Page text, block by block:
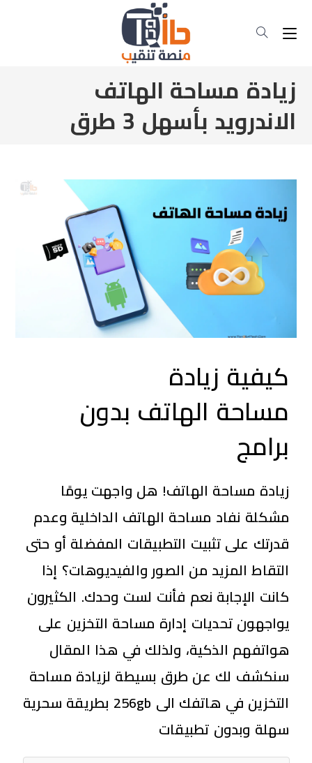
زيادة مساحة الهاتف
الاندرويد بأسهل 3 طرق
كيفية زيادة
مساحة الهاتف بدون
برامج
زيادة مساحة الهاتف! هل واجهت يومًا
مشكلة نفاد مساحة الهاتف الداخلية وعدم
قدرتك على تثبيت التطبيقات المفضلة أو حتى
التقاط المزيد من الصور والفيديوهات؟ إذا
كانت الإجابة نعم فأنت لست وحدك. الكثيرون
يواجهون تحديات إدارة مساحة التخزين على
هواتفهم الذكية، ولذلك في هذا المقال
سنكشف لك عن طرق بسيطة لزيادة مساحة
التخزين في هاتفك الى 256gb بطريقة سحرية
سهلة وبدون تطبيقات